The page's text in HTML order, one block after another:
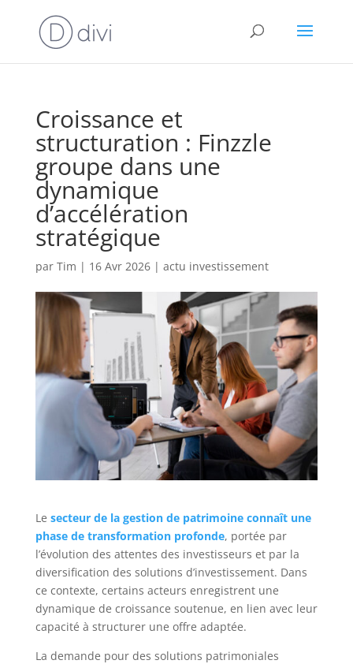
Croissance et
structuration : Finzzle
groupe dans une
dynamique
d’accélération
stratégique
par Tim | 16 Avr 2026| actu investissement
Le secteur de la gestion de patrimoine connaît une
phase de transformation profonde, portée par
l’évolution des attentes des investisseurs et par la
diversification des solutions d’investissement. Dans
ce contexte, certains acteurs enregistrent une
dynamique de croissance soutenue, en lien avec leur
capacité à structurer une offre adaptée.
La demande pour des solutions patrimoniales